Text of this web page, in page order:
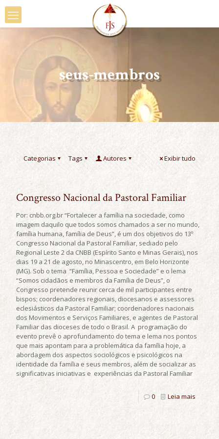
seus-membros
Categorias Tags Autores Exibir tudo
Congresso Nacional da Pastoral Familiar
Por: cnbb.org.br “Fortalecer a família na sociedade, como
imagem daquilo que todos somos chamados a ser no mundo,
família humana, família de Deus”, é um dos objetivos do 13º
Congresso Nacional da Pastoral Familiar, sediado pelo
Regional Leste 2 da CNBB (Espírito Santo e Minas Gerais), nos
dias 19 a 21 de agosto, no Minascentro, em Belo Horizonte
(MG). Sob o tema “Família, Pessoa e Sociedade” e o lema
“Somos cidadãos e membros da Família de Deus”, o
Congresso pretende reunir cerca de mil participantes entre
bispos; coordenadores regionais, diocesanos e assessores
eclesiásticos da Pastoral Familiar; coordenadores nacionais
dos Movimentos e Serviços Familiares, e agentes de Pastoral
Familiar das dioceses de todo o Brasil. A programação do
evento prevê o aprofundamento do tema e lema nos pontos
que mais apontam para a problemática da família hoje, a
abordagem dos aspectos sociológicos e psicológicos na
identidade da família e seus membros, além de socializar as
significativas iniciativas e experiências da Pastoral Familiar
0 Leia mais